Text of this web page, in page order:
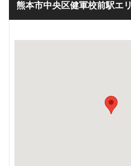
熊本市中央区健軍校前駅エ